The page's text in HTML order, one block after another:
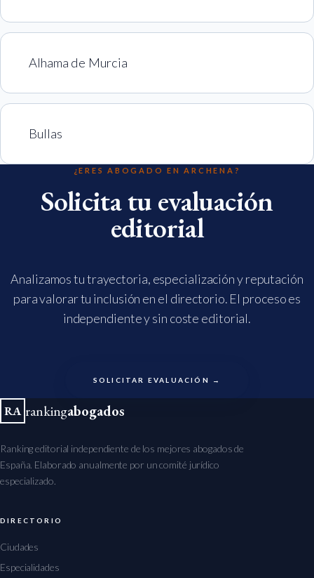
Alhama de Murcia
Bullas
¿ERES ABOGADO EN ARCHENA?
Solicita tu evaluación
editorial
Analizamos tu trayectoria, especialización y reputación
para valorar tu inclusión en el directorio. El proceso es
independiente y sin coste editorial.
SOLICITAR EVALUACIÓN →
RA rankingabogados
Ranking editorial independiente de los mejores abogados de
España. Elaborado anualmente por un comité jurídico
especializado.
DIRECTORIO
Ciudades
Especialidades